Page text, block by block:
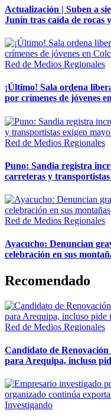
Actualización | Suben a
Junín tras caída de rocas
Red de Medios Regionales
¡Último! Sala ordena
por crímenes de jóvenes
Red de Medios Regionales
Puno: Sandia registra
carreteras y
Red de Medios Regionales
Ayacucho: Denuncian
celebración en sus
Recomendado
Red de Medios Regionales
Candidato de
para Arequipa, incluso
Investigando